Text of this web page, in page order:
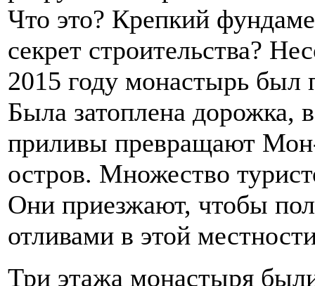
Что это? Крепкий
секрет строительства?
2015 году монастырь был
Была затоплена дорожка,
приливы превращают
остров. Множество
Они приезжают, чтобы
отливами в этой
Три этажа монастыря